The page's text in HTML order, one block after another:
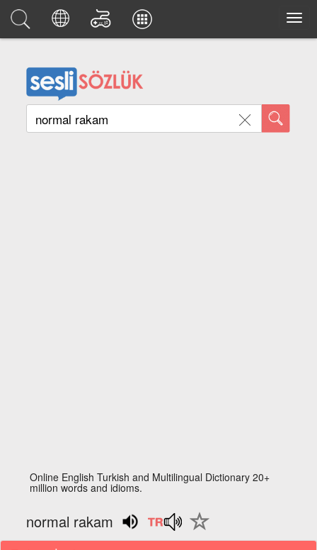
Online English Turkish and Multilingual Dictionary 20+
million words and idioms.
normal rakam